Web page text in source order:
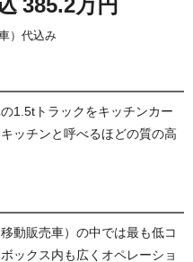
385.2万円
）代込み
1.5tトラックをキッチンカー
ッチンと呼べるほどの質の高
動販売車）の中では最も低コ
ックス内も広くオペレーショ